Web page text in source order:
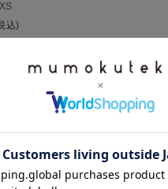
込)
CHECKED ITEM
商品を見た人は、こちらもチェック